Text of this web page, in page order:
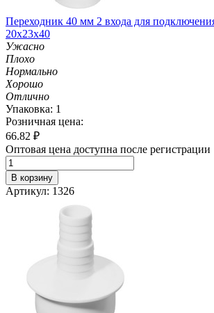
Переходник 40 мм 2 входа для
20х23х40
Ужасно
Плохо
Нормально
Хорошо
Отлично
Упаковка: 1
Розничная цена:
66.82 ₽
Оптовая цена доступна после регистрации
В корзину
Артикул: 1326